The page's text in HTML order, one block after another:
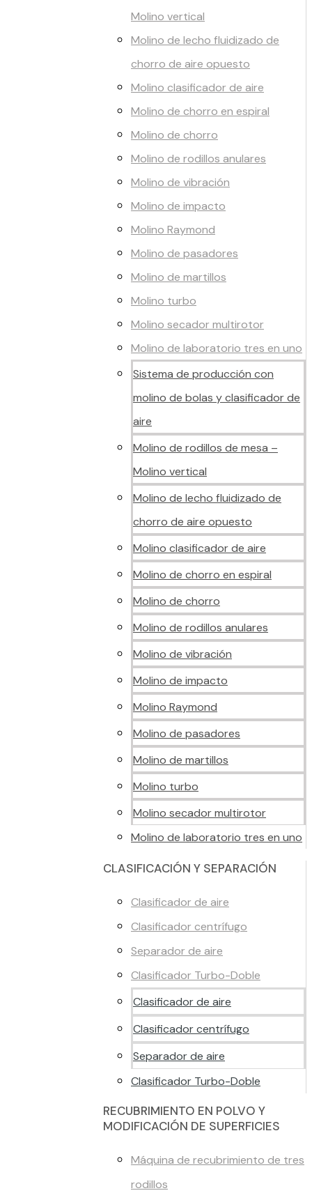
Molino vertical
Molino de lecho fluidizado de
chorro de aire opuesto
Molino clasificador de aire
Molino de chorro en espiral
Molino de chorro
Molino de rodillos anulares
Molino de vibración
Molino de impacto
Molino Raymond
Molino de pasadores
Molino de martillos
Molino turbo
Molino secador multirotor
Molino de laboratorio tres en uno
Sistema de producción con
molino de bolas y clasificador de
aire
Molino de rodillos de mesa –
Molino vertical
Molino de lecho fluidizado de
chorro de aire opuesto
Molino clasificador de aire
Molino de chorro en espiral
Molino de chorro
Molino de rodillos anulares
Molino de vibración
Molino de impacto
Molino Raymond
Molino de pasadores
Molino de martillos
Molino turbo
Molino secador multirotor
Molino de laboratorio tres en uno
CLASIFICACIÓN Y SEPARACIÓN
Clasificador de aire
Clasificador centrífugo
Separador de aire
Clasificador Turbo-Doble
Clasificador de aire
Clasificador centrífugo
Separador de aire
Clasificador Turbo-Doble
RECUBRIMIENTO EN POLVO Y
MODIFICACIÓN DE SUPERFICIES
Máquina de recubrimiento de tres
rodillos